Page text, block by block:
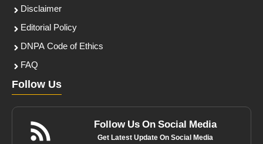
Disclaimer
Editorial Policy
DNPA Code of Ethics
FAQ
Follow Us
Follow Us On Social Media
Get Latest Update On Social Media